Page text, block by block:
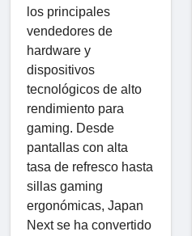
los principales
vendedores de
hardware y
dispositivos
tecnológicos de alto
rendimiento para
gaming. Desde
pantallas con alta
tasa de refresco hasta
sillas gaming
ergonómicas, Japan
Next se ha convertido